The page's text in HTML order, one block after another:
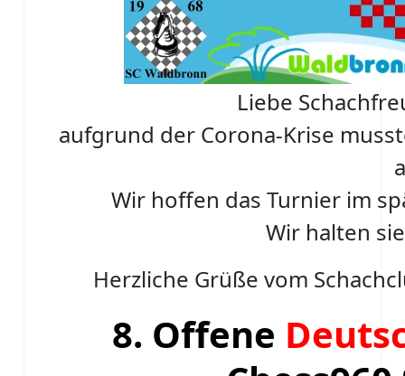
Liebe
aufgrund der Corona-Krise
Wir hoffen das Turnier im
Wir halten
Herzliche Grüße vom
8. Offene